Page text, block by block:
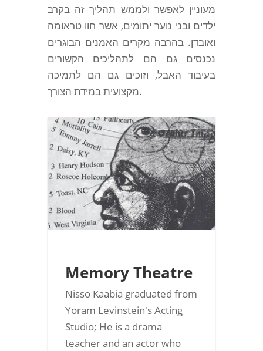
מעוניין לאפשר ולממש תהליך זה בקרב
ילדים ובני נוער יתומים, אשר חוו טראומה
ואובדן. בהרבה מקרים האמנים הבוגרים
נכנסים גם הם לתהליכים הקשורים
בעיבוד האבל, וזוכים גם הם לתמיכה
מקצועית במידת הצורך.
Memory Theatre
Nisso Kaabia graduated from
Yoram Levinstein's Acting
Studio; He is a drama
teacher and an actor who